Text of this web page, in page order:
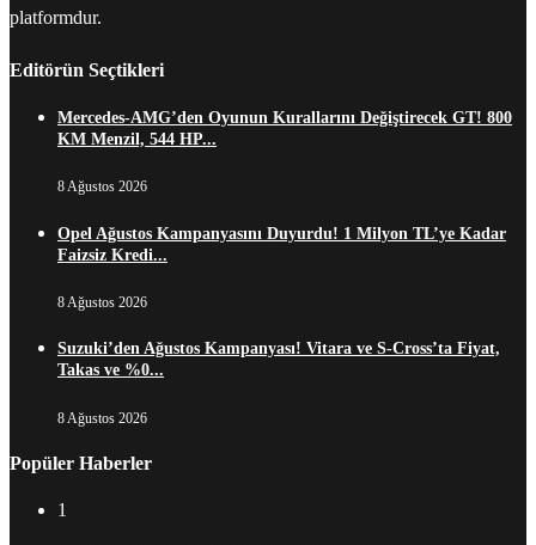
platformdur.
Editörün Seçtikleri
Mercedes-AMG’den Oyunun Kurallarını Değiştirecek GT! 800
KM Menzil, 544 HP...
8 Ağustos 2026
Opel Ağustos Kampanyasını Duyurdu! 1 Milyon TL’ye Kadar
Faizsiz Kredi...
8 Ağustos 2026
Suzuki’den Ağustos Kampanyası! Vitara ve S-Cross’ta Fiyat,
Takas ve %0...
8 Ağustos 2026
Popüler Haberler
1